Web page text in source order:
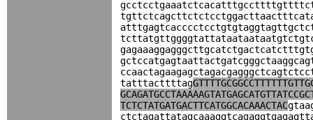
tatttacttttag
TCTCTATGATGACTTCATGGCACAAACTAC